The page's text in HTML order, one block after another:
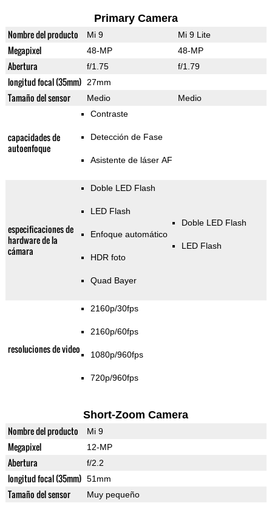
Primary Camera
Nombre del producto Mi 9 Mi 9 Lite
Megapixel 48-MP 48-MP
Abertura f/1.75 f/1.79
longitud focal (35mm) 27mm
Tamaño del sensor Medio Medio
capacidades de
autoenfoque
Contraste
Detección de Fase
Asistente de láser AF
especificaciones de
hardware de la
cámara
Doble LED Flash
LED Flash
Enfoque automático
HDR foto
Quad Bayer
Doble LED Flash
LED Flash
resoluciones de video
2160p/30fps
2160p/60fps
1080p/960fps
720p/960fps
Short-Zoom Camera
Nombre del producto Mi 9
Megapixel 12-MP
Abertura f/2.2
longitud focal (35mm) 51mm
Tamaño del sensor Muy pequeño